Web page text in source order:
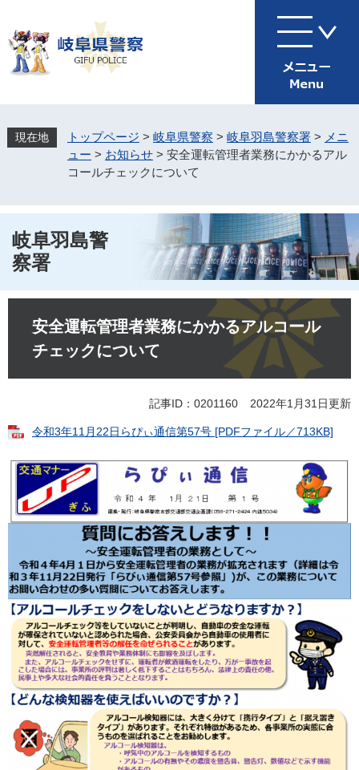
ジ
先
す
ュ
を
し
トップページ > 岐阜県警察 > 岐阜羽島警察署 > メニ
ュー > お知らせ> 安全運転管理者業務にかかるアル
コールチェックについて
岐阜羽島警
察署
安全運転管理者業務にかかるアルコール
チェックについて
記事ID：0201160 2022年1月31日更新
令和3年11月22日らぴぃ通信第57号 [PDFファイル／713KB]